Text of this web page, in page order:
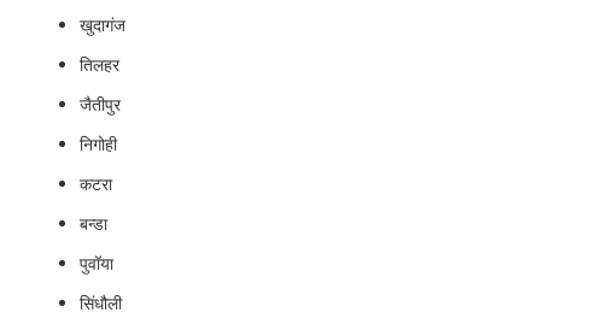
खुदागंज
तिलहर
जैतीपुर
निगोही
कटरा
बन्‍डा
पुवॉया
सिंधौली